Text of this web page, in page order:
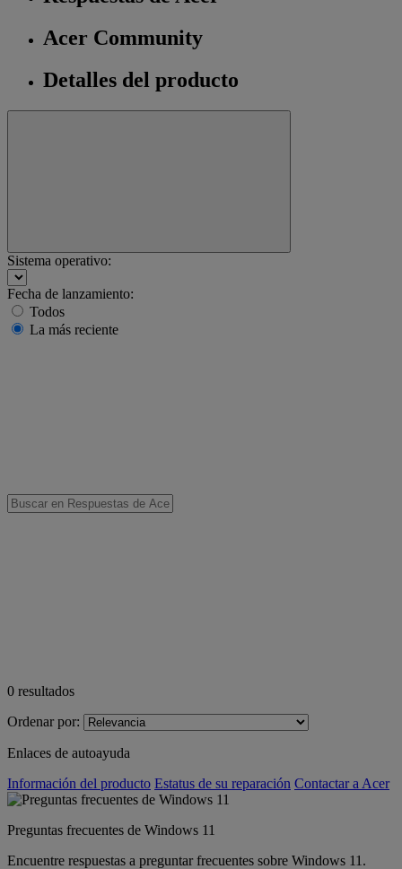
Acer Community
Detalles del producto
Sistema operativo:
Fecha de lanzamiento:
Todos
La más reciente
0 resultados
Ordenar por:
Enlaces de autoayuda
Información del producto Estatus de su reparación Contactar a Acer
Preguntas frecuentes de Windows 11
Encuentre respuestas a preguntar frecuentes sobre Windows 11.